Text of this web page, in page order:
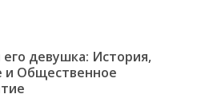
девушка: История,
и Общественное